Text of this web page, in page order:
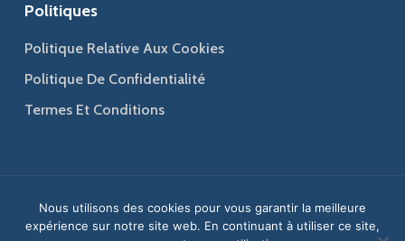
Politiques
Politique Relative Aux Cookies
Politique De Confidentialité
Termes Et Conditions
© 2026 Jaber Group - Bâtir l'excellence, ériger votre confiance.
Web Design &Web DevelopmentbyCreative 4 All s.a.r.l.
Nous utilisons des cookies pour vous garantir la meilleure
expérience sur notre site web. En continuant à utiliser ce site,